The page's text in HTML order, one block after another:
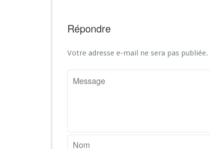
Répondre
Votre adresse e-mail ne sera pas publiée.